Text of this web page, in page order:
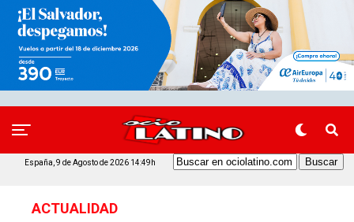
España, 9 de Agosto de 2026 14:49h
ACTUALIDAD